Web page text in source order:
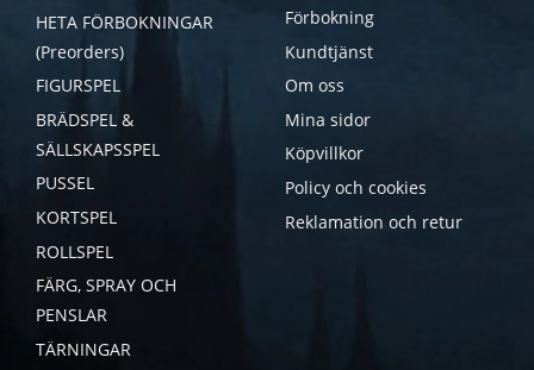
HETA FÖRBOKNINGAR
(Preorders)
FIGURSPEL
BRÄDSPEL &
SÄLLSKAPSSPEL
PUSSEL
KORTSPEL
ROLLSPEL
FÄRG, SPRAY OCH
PENSLAR
TÄRNINGAR
Förbokning
Kundtjänst
Om oss
Mina sidor
Köpvillkor
Policy och cookies
Reklamation och retur